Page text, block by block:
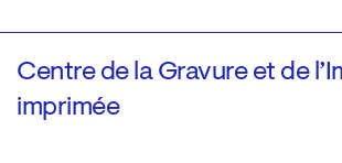
Centre de la Gravure et de
imprimée